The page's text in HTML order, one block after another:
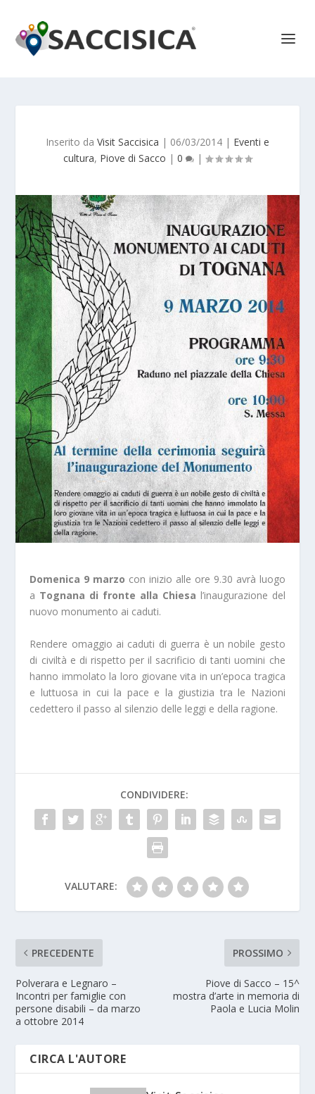
Inserito da Visit Saccisica | 06/03/2014 | Eventi e
cultura, Piove di Sacco | 0 |
Domenica 9 marzo con inizio alle ore 9.30 avrà luogo
a Tognana di fronte alla Chiesa l’inaugurazione del
nuovo monumento ai caduti.
Rendere omaggio ai caduti di guerra è un nobile gesto
di civiltà e di rispetto per il sacrificio di tanti uomini che
hanno immolato la loro giovane vita in un’epoca tragica
e luttuosa in cui la pace e la giustizia tra le Nazioni
cedettero il passo al silenzio delle leggi e della ragione.
CONDIVIDERE:
VALUTARE:
PRECEDENTE
Polverara e Legnaro –
Incontri per famiglie con
persone disabili – da marzo
a ottobre 2014
PROSSIMO
Piove di Sacco – 15^
mostra d’arte in memoria di
Paola e Lucia Molin
CIRCA L'AUTORE